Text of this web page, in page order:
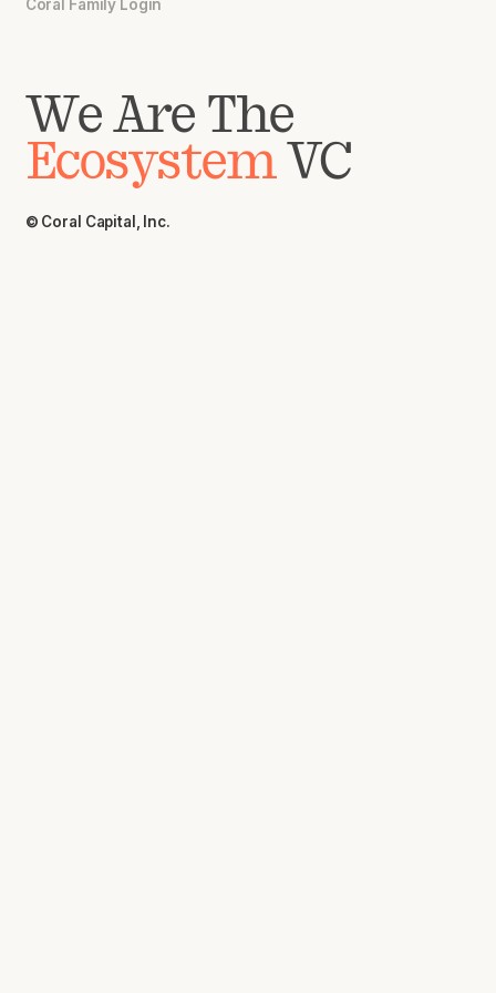
Coral Family Login
We Are The
EcosystemVC
© Coral Capital, Inc.